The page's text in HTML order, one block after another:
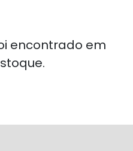
encontrado em